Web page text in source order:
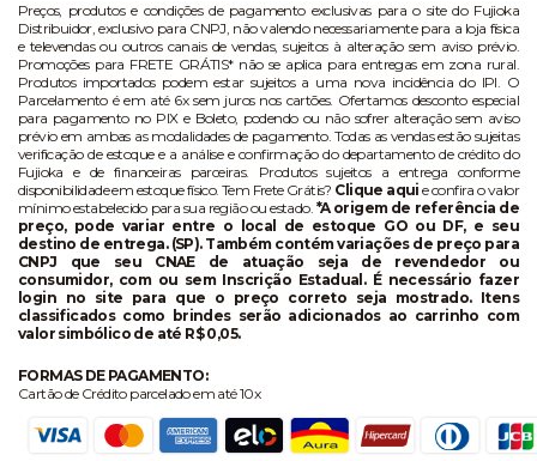
Preços, produtos e condições de pagamento exclusivas para o site do Fujioka
Distribuidor, exclusivo para CNPJ, não valendo necessariamente para a loja física
e televendas ou outros canais de vendas, sujeitos à alteração sem aviso prévio.
Promoções para FRETE GRÁTIS* não se aplica para entregas em zona rural.
Produtos importados podem estar sujeitos a uma nova incidência do IPI. O
Parcelamento é em até 6x sem juros nos cartões. Ofertamos desconto especial
para pagamento no PIX e Boleto, podendo ou não sofrer alteração sem aviso
prévio em ambas as modalidades de pagamento. Todas as vendas estão sujeitas
verificação de estoque e a análise e confirmação do departamento de crédito do
Fujioka e de financeiras parceiras. Produtos sujeitos a entrega conforme
disponibilidade em estoque físico. Tem Frete Grátis? Clique aqui e confira o valor
mínimo estabelecido para sua região ou estado. *A origem de referência de
preço, pode variar entre o local de estoque GO ou DF, e seu
destino de entrega. (SP). Também contém variações de preço para
CNPJ que seu CNAE de atuação seja de revendedor ou
consumidor, com ou sem Inscrição Estadual. É necessário fazer
login no site para que o preço correto seja mostrado. Itens
classificados como brindes serão adicionados ao carrinho com
valor simbólico de até R$ 0,05.
FORMAS DE PAGAMENTO:
Cartão de Crédito parcelado em até 10x